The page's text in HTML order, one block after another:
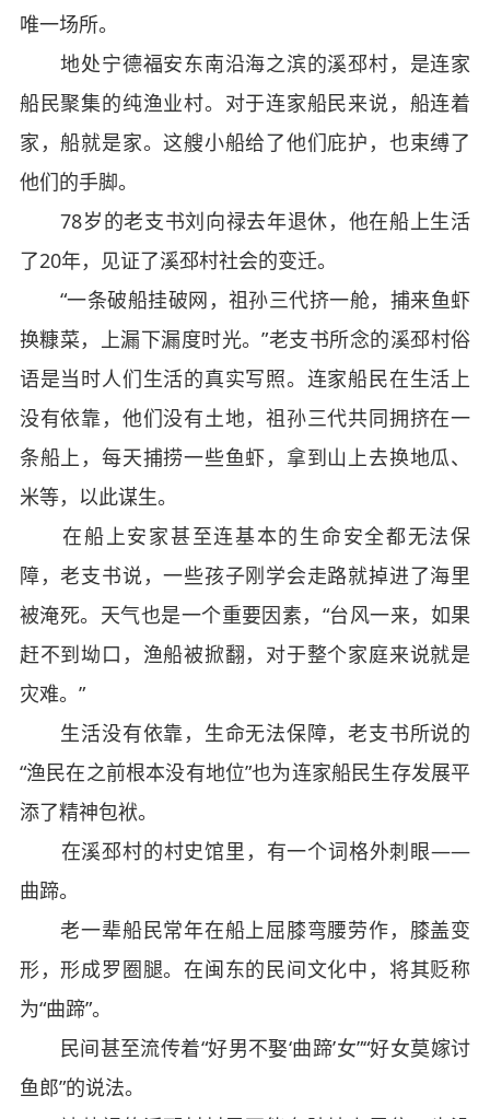
唯一场所。
地处宁德福安东南沿海之滨的溪邳村，是连家
船民聚集的纯渔业村。对于连家船民来说，船连着
家，船就是家。这艘小船给了他们庇护，也束缚了
他们的手脚。
78岁的老支书刘向禄去年退休，他在船上生活
了20年，见证了溪邳村社会的变迁。
“一条破船挂破网，祖孙三代挤一舱，捕来鱼虾
换糠菜，上漏下漏度时光。”老支书所念的溪邳村俗
语是当时人们生活的真实写照。连家船民在生活上
没有依靠，他们没有土地，祖孙三代共同拥挤在一
条船上，每天捕捞一些鱼虾，拿到山上去换地瓜、
米等，以此谋生。
在船上安家甚至连基本的生命安全都无法保
障，老支书说，一些孩子刚学会走路就掉进了海里
被淹死。天气也是一个重要因素，“台风一来，如果
赶不到坳口，渔船被掀翻，对于整个家庭来说就是
灾难。”
生活没有依靠，生命无法保障，老支书所说的
“渔民在之前根本没有地位”也为连家船民生存发展平
添了精神包袱。
在溪邳村的村史馆里，有一个词格外刺眼——
曲蹄。
老一辈船民常年在船上屈膝弯腰劳作，膝盖变
形，形成罗圈腿。在闽东的民间文化中，将其贬称
为“曲蹄”。
民间甚至流传着“好男不娶‘曲蹄’女”“好女莫嫁讨
鱼郎”的说法。